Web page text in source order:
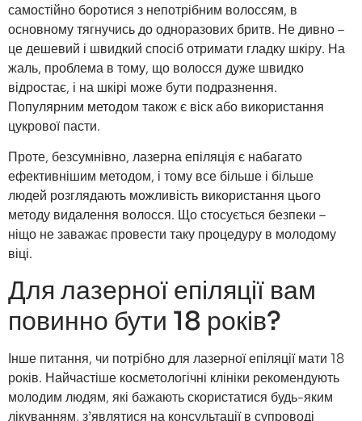
самостійно боротися з непотрібним волоссям, в
основному тягнучись до одноразових бритв. Не дивно –
це дешевий і швидкий спосіб отримати гладку шкіру. На
жаль, проблема в тому, що волосся дуже швидко
відростає, і на шкірі може бути подразнення.
Популярним методом також є віск або використання
цукрової пасти.
Проте, безсумнівно, лазерна епіляція є набагато
ефективнішим методом, і тому все більше і більше
людей розглядають можливість використання цього
методу видалення волосся. Що стосується безпеки –
ніщо не заважає провести таку процедуру в молодому
віці.
Для лазерної епіляції вам
повинно бути 18 років?
Інше питання, чи потрібно для лазерної епіляції мати 18
років. Найчастіше косметологічні клініки рекомендують
молодим людям, які бажають скористатися будь-яким
лікуванням, з’являтися на консультації в супроводі